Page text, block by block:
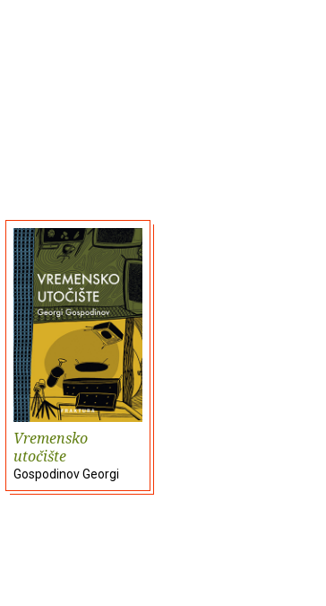
Vremensko
utočište
Gospodinov Georgi